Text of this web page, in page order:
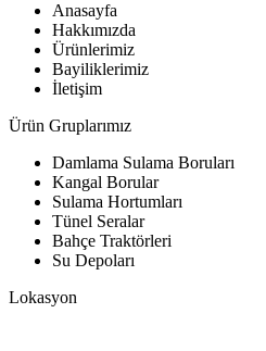
Anasayfa
Hakkımızda
Ürünlerimiz
Bayiliklerimiz
İletişim
Ürün Gruplarımız
Damlama Sulama Boruları
Kangal Borular
Sulama Hortumları
Tünel Seralar
Bahçe Traktörleri
Su Depoları
Lokasyon